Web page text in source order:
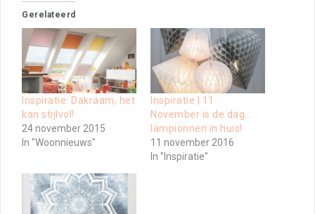
Gerelateerd
Inspiratie: Dakraam, het
kan stijlvol!
24 november 2015
In "Woonnieuws"
Inspiratie | 11
November is de dag…
lampionnen in huis!
11 november 2016
In "Inspiratie"